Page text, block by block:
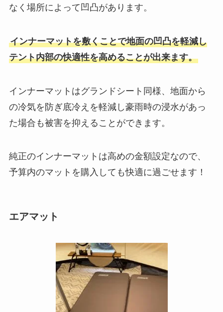
なく場所によって凹凸があります。
インナーマットを敷くことで地面の凹凸を軽減し
テント内部の快適性を高めることが出来ます。
インナーマットはグランドシート同様、地面から
の冷気を防ぎ底冷えを軽減し豪雨時の浸水があっ
た場合も被害を抑えることができます。
純正のインナーマットは高めの金額設定なので、
予算内のマットを購入しても快適に過ごせます！
エアマット